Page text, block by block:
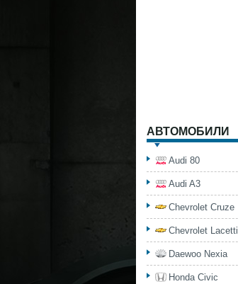
АВТОМОБИЛИ
Audi 80
Audi A3
Chevrolet Cruze
Chevrolet Lacetti
Daewoo Nexia
Honda Civic